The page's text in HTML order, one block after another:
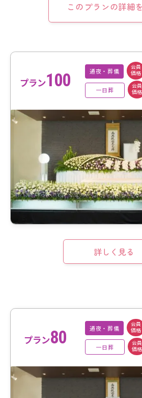
このプランの詳細
プラン100 通夜・葬儀
会員
価格
一日葬
会員
価格
詳しく見る
プラン80 通夜・葬儀
会員
価格
一日葬
会員
価格